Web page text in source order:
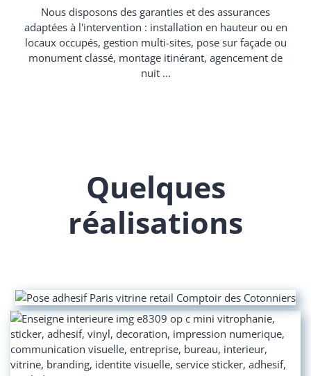
Nous disposons des garanties et des assurances
adaptées à l'intervention : installation en hauteur ou en
locaux occupés, gestion multi-sites, pose sur façade ou
monument classé, montage itinérant, agencement de
nuit ...
Quelques
réalisations